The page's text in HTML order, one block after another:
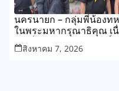
นครนายก – กลุ่มพี่น้องท
ในพระมหากรุณาธิคุณ เ
สมเด็จพระนางเจ้าสิริกิติ์
สิงหาคม 2569
สิงหาคม 7, 2026